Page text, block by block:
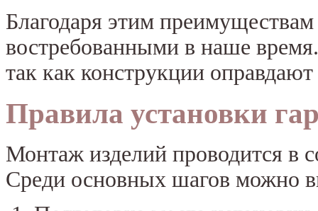
Благодаря этим
востребованными в наше
так как конструкции
Правила установки
Монтаж изделий проводится в
Среди основных шагов можно